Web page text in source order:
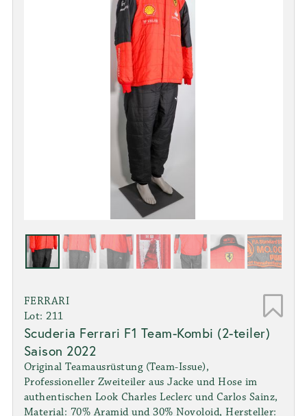
FERRARI
Lot: 211
Scuderia Ferrari F1 Team-Kombi (2-teiler)
Saison 2022
Original Teamausrüstung (Team-Issue),
Professioneller Zweiteiler aus Jacke und Hose im
authentischen Look Charles Leclerc und Carlos Sainz,
Material: 70% Aramid und 30% Novoloid, Hersteller: